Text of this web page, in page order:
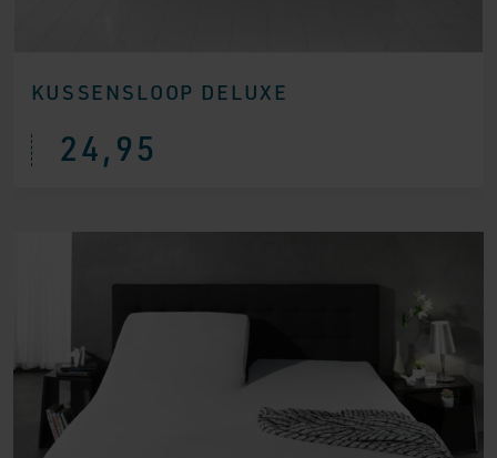
KUSSENSLOOP DELUXE
24,95